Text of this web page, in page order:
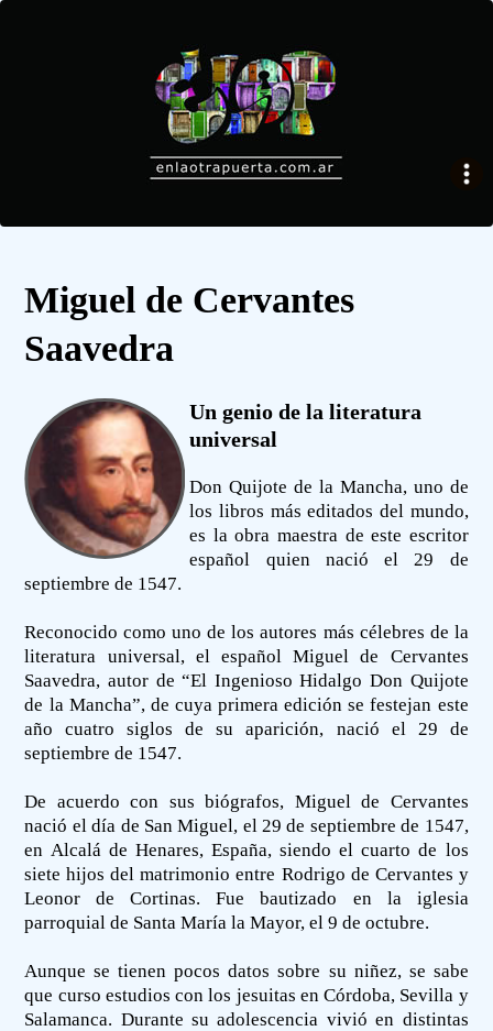
Miguel de Cervantes
Saavedra
Un genio de la literatura
universal
Don Quijote de la Mancha, uno de
los libros más editados del mundo,
es la obra maestra de este escritor
español quien nació el 29 de
septiembre de 1547.
Reconocido como uno de los autores más célebres de la
literatura universal, el español Miguel de Cervantes
Saavedra, autor de “El Ingenioso Hidalgo Don Quijote
de la Mancha”, de cuya primera edición se festejan este
año cuatro siglos de su aparición, nació el 29 de
septiembre de 1547.
De acuerdo con sus biógrafos, Miguel de Cervantes
nació el día de San Miguel, el 29 de septiembre de 1547,
en Alcalá de Henares, España, siendo el cuarto de los
siete hijos del matrimonio entre Rodrigo de Cervantes y
Leonor de Cortinas. Fue bautizado en la iglesia
parroquial de Santa María la Mayor, el 9 de octubre.
Aunque se tienen pocos datos sobre su niñez, se sabe
que curso estudios con los jesuitas en Córdoba, Sevilla y
Salamanca. Durante su adolescencia vivió en distintas